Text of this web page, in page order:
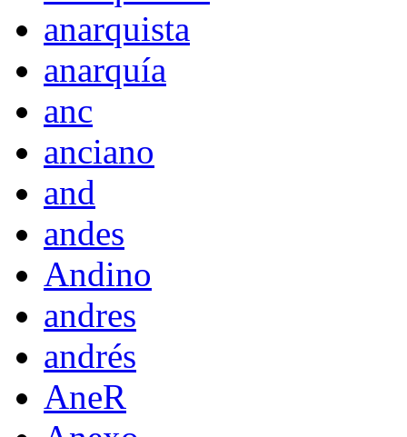
anarquista
anarquía
anc
anciano
and
andes
Andino
andres
andrés
AneR